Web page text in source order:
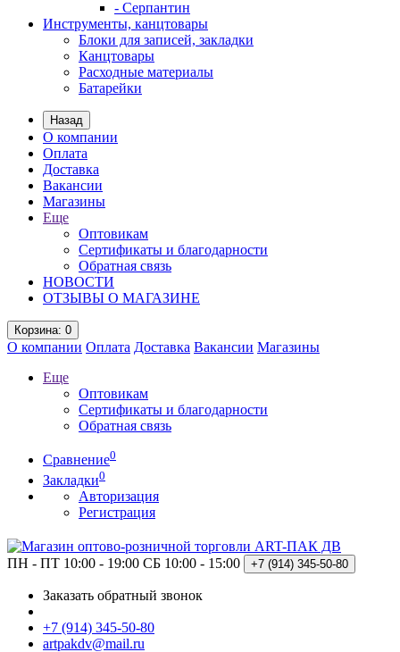
- Серпантин
Инструменты, канцтовары
Блоки для записей, закладки
Канцтовары
Расходные материалы
Батарейки
Назад
О компании
Оплата
Доставка
Вакансии
Магазины
Еще
Оптовикам
Сертификаты и благодарности
Обратная связь
НОВОСТИ
ОТЗЫВЫ О МАГАЗИНЕ
Корзина: 0
О компании Оплата Доставка Вакансии Магазины
Еще
Оптовикам
Сертификаты и благодарности
Обратная связь
Сравнение0
Закладки0
Авторизация
Регистрация
ПН - ПТ 10:00 - 19:00 СБ 10:00 - 15:00 +7 (914) 345-50-80
Заказать обратный звонок
+7 (914) 345-50-80
artpakdv@mail.ru